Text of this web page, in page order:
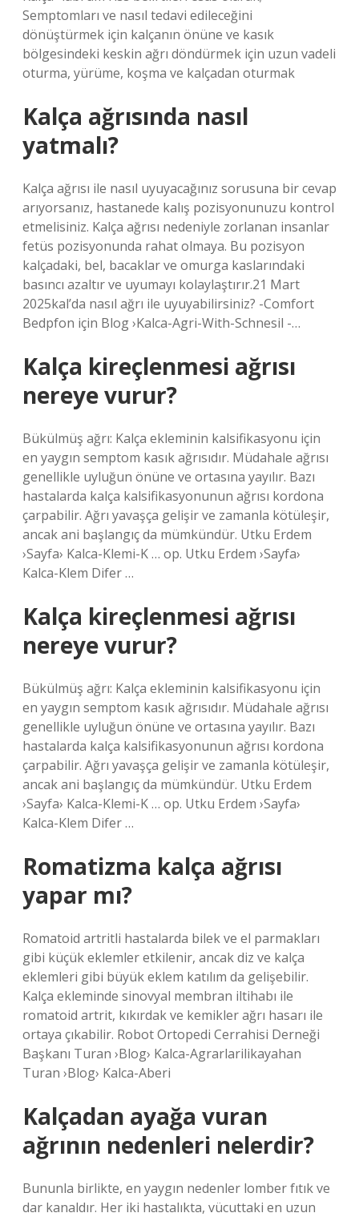
Semptomları ve nasıl tedavi edileceğini
dönüştürmek için kalçanın önüne ve kasık
bölgesindeki keskin ağrı döndürmek için uzun vadeli
oturma, yürüme, koşma ve kalçadan oturmak
Kalça ağrısında nasıl
yatmalı?
Kalça ağrısı ile nasıl uyuyacağınız sorusuna bir cevap
arıyorsanız, hastanede kalış pozisyonunuzu kontrol
etmelisiniz. Kalça ağrısı nedeniyle zorlanan insanlar
fetüs pozisyonunda rahat olmaya. Bu pozisyon
kalçadaki, bel, bacaklar ve omurga kaslarındaki
basıncı azaltır ve uyumayı kolaylaştırır.21 Mart
2025kal’da nasıl ağrı ile uyuyabilirsiniz? -Comfort
Bedpfon için Blog ›Kalca-Agri-With-Schnesil -…
Kalça kireçlenmesi ağrısı
nereye vurur?
Bükülmüş ağrı: Kalça ekleminin kalsifikasyonu için
en yaygın semptom kasık ağrısıdır. Müdahale ağrısı
genellikle uyluğun önüne ve ortasına yayılır. Bazı
hastalarda kalça kalsifikasyonunun ağrısı kordona
çarpabilir. Ağrı yavaşça gelişir ve zamanla kötüleşir,
ancak ani başlangıç ​​da mümkündür. Utku Erdem
›Sayfa› Kalca-Klemi-K … op. Utku Erdem ›Sayfa›
Kalca-Klem Difer …
Kalça kireçlenmesi ağrısı
nereye vurur?
Bükülmüş ağrı: Kalça ekleminin kalsifikasyonu için
en yaygın semptom kasık ağrısıdır. Müdahale ağrısı
genellikle uyluğun önüne ve ortasına yayılır. Bazı
hastalarda kalça kalsifikasyonunun ağrısı kordona
çarpabilir. Ağrı yavaşça gelişir ve zamanla kötüleşir,
ancak ani başlangıç ​​da mümkündür. Utku Erdem
›Sayfa› Kalca-Klemi-K … op. Utku Erdem ›Sayfa›
Kalca-Klem Difer …
Romatizma kalça ağrısı
yapar mı?
Romatoid artritli hastalarda bilek ve el parmakları
gibi küçük eklemler etkilenir, ancak diz ve kalça
eklemleri gibi büyük eklem katılım da gelişebilir.
Kalça ekleminde sinovyal membran iltihabı ile
romatoid artrit, kıkırdak ve kemikler ağrı hasarı ile
ortaya çıkabilir. Robot Ortopedi Cerrahisi Derneği
Başkanı Turan ›Blog› Kalca-Agrarlarilikayahan
Turan ›Blog› Kalca-Aberi
Kalçadan ayağa vuran
ağrının nedenleri nelerdir?
Bununla birlikte, en yaygın nedenler lomber fıtık ve
dar kanaldır. Her iki hastalıkta, vücuttaki en uzun